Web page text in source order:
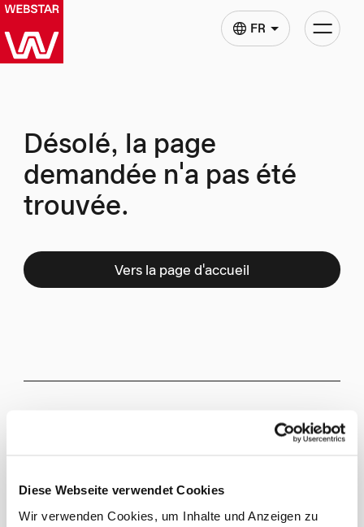
Diese Webseite verwendet Cookies
Wir verwenden Cookies, um Inhalte und Anzeigen zu
FR
Basculer
la
Désolé, la page
demandée n'a pas été
trouvée.
Vers la page d'accueil